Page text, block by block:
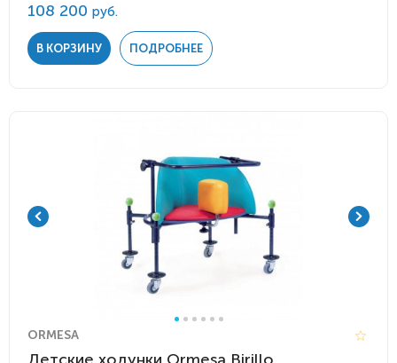
108 200 руб.
В КОРЗИНУ ПОДРОБНЕЕ
ORMESA